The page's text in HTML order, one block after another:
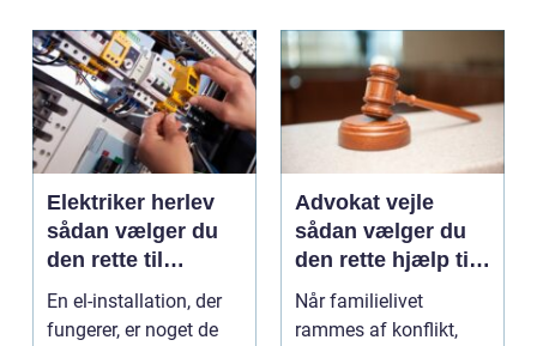
Elektriker herlev
sådan vælger du
den rette til
opgaven
En el-installation, der
fungerer, er noget de
Advokat vejle
sådan vælger du
den rette hjælp til
familien
Når familielivet
rammes af konflikt,